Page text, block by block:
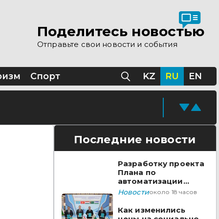
Поделитесь новостью
Отправьте свои новости и события
Спорт KZ RU EN
Последние новости
Разработку проекта
Плана по
автоматизации
учета воды в
Сырдарья одобрили
государства ЦА
Новостиоколо 18 часов
Как изменились